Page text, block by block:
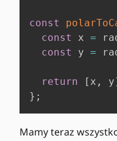
const
const
x =
const
y =
return [ x , y
} ;
Mamy teraz